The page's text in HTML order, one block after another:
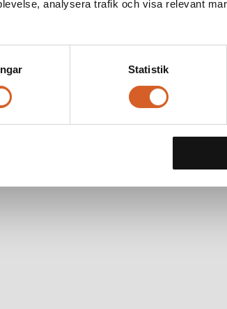
analysera trafik och visa relevant
Statistik